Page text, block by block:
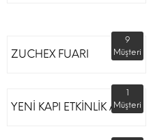
ZUCHEX FUARI
9
Müşteri
YENİ KAPI ETKİNLİK ALANI
1
Müşteri